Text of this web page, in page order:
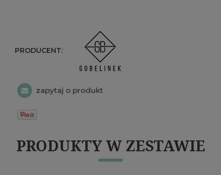
PRODUCENT:
zapytaj o produkt
PRODUKTY W ZESTAWIE